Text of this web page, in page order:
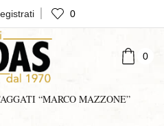
0
0
“MARCO MAZZONE”